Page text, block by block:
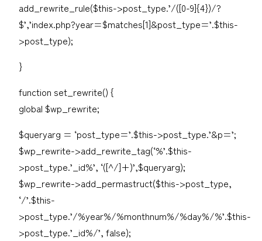
add_rewrite_rule($this->post_type.’/([0-9]{4})/?
$’,’index.php?year=$matches[1]&post_type=’.$this-
>post_type);
}
function set_rewrite() {
global $wp_rewrite;
$queryarg = ‘post_type=’.$this->post_type.’&p=’;
$wp_rewrite->add_rewrite_tag(‘%’.$this-
>post_type.’_id%’, ‘([^/]+)’,$queryarg);
$wp_rewrite->add_permastruct($this->post_type,
‘/’.$this-
>post_type.’/%year%/%monthnum%/%day%/%’.$this-
>post_type.’_id%/’, false);